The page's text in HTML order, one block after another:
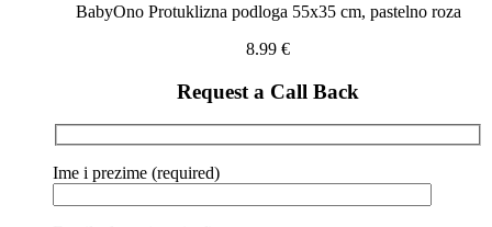
BabyOno Protuklizna podloga 55x35 cm, pastelno roza
8.99 €
Request a Call Back
Ime i prezime (required)